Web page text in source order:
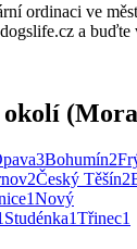
ordinaci ve
a buďte
3Bohumín2
2Český Těšín2
1Nový
Studénka1Třinec1